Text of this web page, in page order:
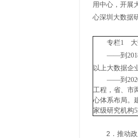
用中心，开展
心深圳大数据
专栏1 大
——到
以上大数据企
——到
工程，省、市
心体系布局。
家级研究机构5
2．推动